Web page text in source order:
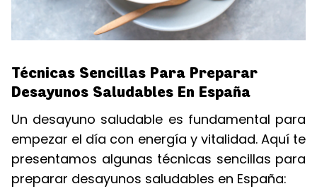
Técnicas Sencillas Para Preparar
Desayunos Saludables En España
Un desayuno saludable es fundamental para
empezar el día con energía y vitalidad. Aquí te
presentamos algunas técnicas sencillas para
preparar desayunos saludables en España: